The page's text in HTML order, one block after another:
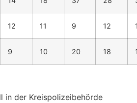
12 11 9 12
9 10 20 18
in der Kreispolizeibehörde